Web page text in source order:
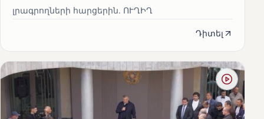
լրագրողների հարցերին․ ՈՒՂԻՂ
Դիտել